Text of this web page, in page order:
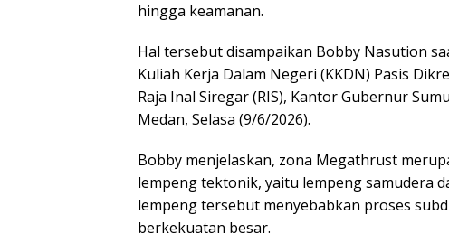
hingga keamanan.
Hal tersebut disampaikan Bobby Nasution
Kuliah Kerja Dalam Negeri (KKDN) Pasis
Raja Inal Siregar (RIS), Kantor Gubernur
Medan, Selasa (9/6/2026).
Bobby menjelaskan, zona Megathrust
lempeng tektonik, yaitu lempeng samudera
lempeng tersebut menyebabkan proses
berkekuatan besar.